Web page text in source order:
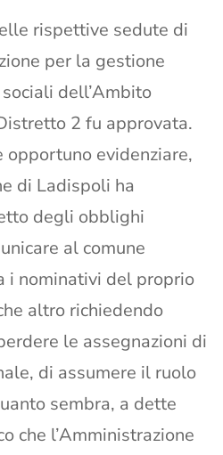
rispettive sedute di
per la gestione
dell’Ambito
2 fu approvata.
opportuno evidenziare,
di Ladispoli ha
degli obblighi
al comune
i nominativi del proprio
altro richiedendo
le assegnazioni di
di assumere il ruolo
sembra, a dette
che l’Amministrazione